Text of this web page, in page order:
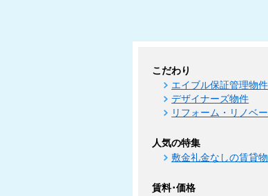
こだわり
エイブル保証管理物件
デザイナーズ物件
リフォーム・リノベ
人気の特集
敷金礼金なしの賃貸
賃料･価格